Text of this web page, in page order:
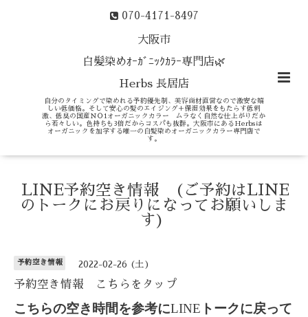
070-4171-8497
大阪市
白髪染めｵｰｶﾞﾆｯｸｶﾗｰ専門店🌿
Herbs 長居店
自分のタイミングで染めれる予約優先制、美容商材直営なので激安な嬉
しい低価格。そして安心の髪のエイジング＋保湿効果をもたらす低刺
激、低臭の国産ＮＯ1オーガニックカラー ムラなく自然な仕上がりだか
ら若々しい。色持ちも3倍だからコスパも抜群。大阪市にあるHerbsは
オーガニックを加学する唯一の白髪染めオーガニックカラー専門店で
す。
LINE予約空き情報 (ご予約はLINE
のトークにお戻りになってお願いしま
す)
予約空き情報 2022-02-26 (土)
予約空き情報 こちらをタップ
こちらの空き時間を参考にLINE トークに戻って